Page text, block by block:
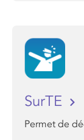
SurTE
Permet de